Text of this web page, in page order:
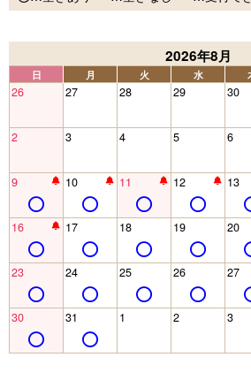
2026年8月
日 月 火 水
26 27 28 29 30
2 3 4 5 6
9 10 11 12 13
16 17 18 19 20
23 24 25 26 27
30 31 1 2 3